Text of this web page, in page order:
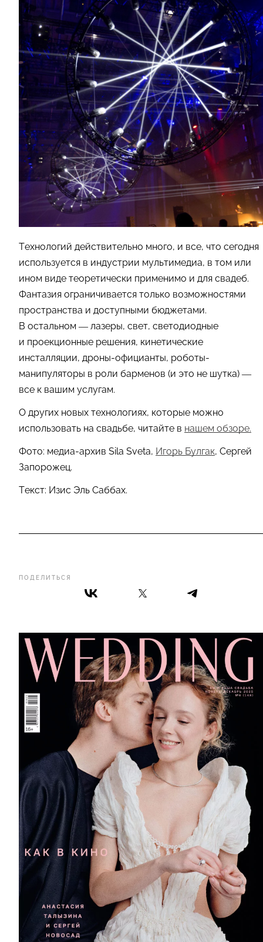
ПОДЕЛИТЬСЯ
Технологий действительно много, и все, что сегодня
используется в индустрии мультимедиа, в том или
ином виде теоретически применимо и для свадеб.
Фантазия ограничивается только возможностями
пространства и доступными бюджетами.
В остальном — лазеры, свет, светодиодные
и проекционные решения, кинетические
инсталляции, дроны-официанты, роботы-
манипуляторы в роли барменов (и это не шутка) —
все к вашим услугам.
О других новых технологиях, которые можно
использовать на свадьбе, читайте в нашем обзоре.
Фото: медиа-архив Sila Sveta, Игорь Булгак, Сергей
Запорожец.
Текст: Изис Эль Саббах.